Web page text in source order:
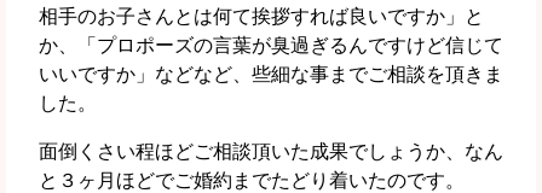
相手のお子さんとは何て挨拶すれば良いですか」と
か、「プロポーズの言葉が臭過ぎるんですけど信じて
いいですか」などなど、些細な事までご相談を頂きま
した。
面倒くさい程ほどご相談頂いた成果でしょうか、なん
と３ヶ月ほどでご婚約までたどり着いたのです。